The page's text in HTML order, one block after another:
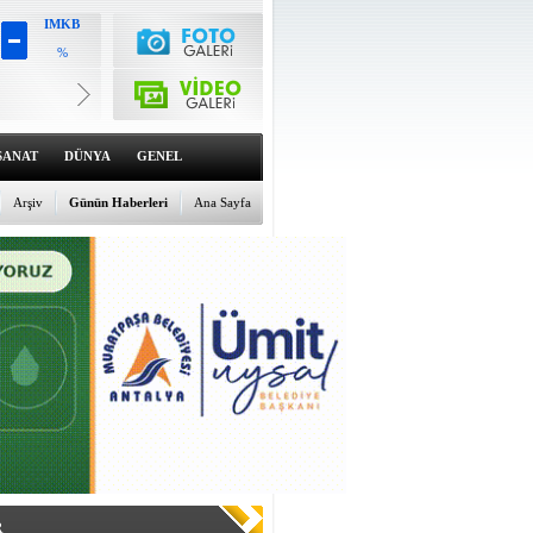
47.6962
%0.12
54.979
%-0.06
DÜNYA GENEL
Ana Sayfa
Günün Haberleri
Arşiv